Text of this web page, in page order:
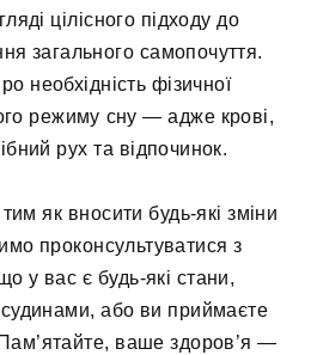
цілісного підходу до
загального самопочуття.
необхідність фізичної
режиму сну — адже крові,
рух та відпочинок.
як вносити будь-які зміни
проконсультуватися з
у вас є будь-які стани,
судинами, або ви приймаєте
Пам’ятайте, ваше здоров’я —